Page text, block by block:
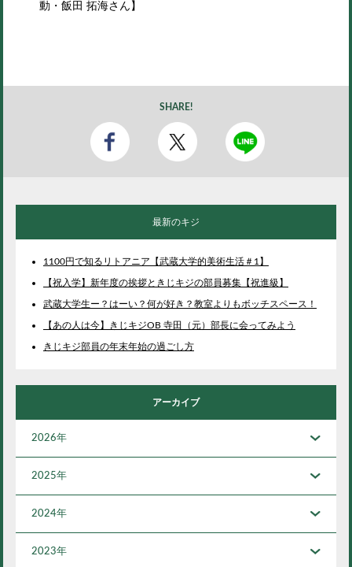
動・飯田 拓海さん】
SHARE!
最新のキジ
1100円で知るリトアニア【武蔵大学的美術生活＃1】
【祝入学】新年度の挨拶ときじキジの部員募集【祝進級】
武蔵大学生ー？はーい？何が好き？教室よりもボッチスペース！
【あの人は今】きじキジOB 寺田（元）部長に会ってみよう
きじキジ部員の年末年始の過ごし方
アーカイブ
2026年
2025年
2024年
2023年